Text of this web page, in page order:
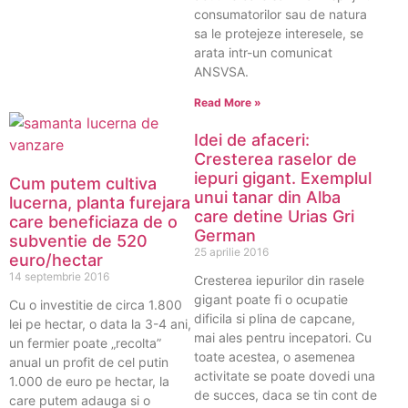
consumatorilor sau de natura
sa le protejeze interesele, se
arata intr-un comunicat
ANSVSA.
Read More »
Cum putem cultiva
lucerna, planta furejara
care beneficiaza de o
subventie de 520
euro/hectar
14 septembrie 2016
Cu o investitie de circa 1.800
lei pe hectar, o data la 3-4 ani,
un fermier poate „recolta”
anual un profit de cel putin
1.000 de euro pe hectar, la
care putem adauga si o
Idei de afaceri:
Cresterea raselor de
iepuri gigant. Exemplul
unui tanar din Alba
care detine Urias Gri
German
25 aprilie 2016
Cresterea iepurilor din rasele
gigant poate fi o ocupatie
dificila si plina de capcane,
mai ales pentru incepatori. Cu
toate acestea, o asemenea
activitate se poate dovedi una
de succes, daca se tin cont de